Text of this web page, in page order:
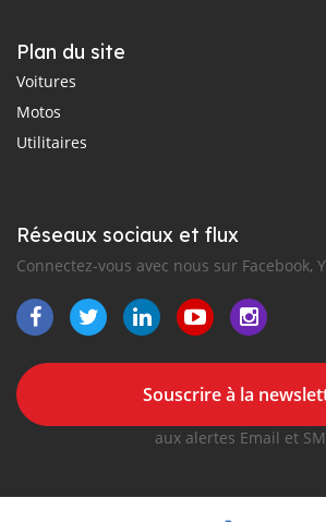
Plan du site
Voitures
Motos
Utilitaires
Réseaux sociaux et flux
Connectez-vous avec nous sur Facebook,
Souscrire à la
aux alertes Email et